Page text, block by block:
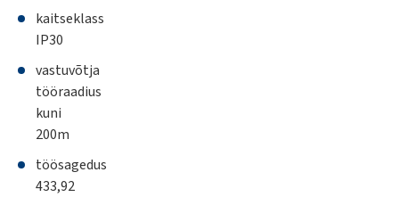
kaitseklass
IP30
vastuvõtja
tööraadius
kuni
200m
töösagedus
433,92